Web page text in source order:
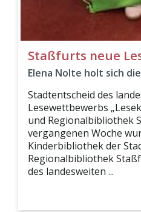
Staßfurts neue
Elena Nolte holt sich
Stadtentscheid des
Lesewettbewerbs
und Regionalbibliothek
vergangenen Woche
Kinderbibliothek der
Regionalbibliothek
des landesweiten ...